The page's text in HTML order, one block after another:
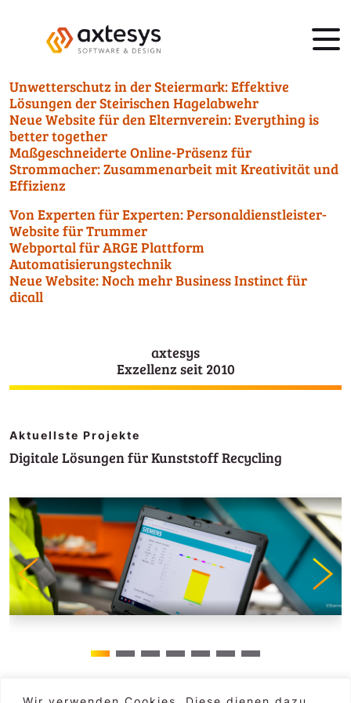
Unwetterschutz in der Steiermark: Effektive
Lösungen der Steirischen Hagelabwehr
Neue Website für den Elternverein: Everything is
better together
Maßgeschneiderte Online-Präsenz für
Strommacher: Zusammenarbeit mit Kreativität und
Effizienz
Von Experten für Experten: Personaldienstleister-
Website für Trummer
Webportal für ARGE Plattform
Automatisierungstechnik
Neue Website: Noch mehr Business Instinct für
dicall
axtesys
Exzellenz seit 2010
Aktuellste Projekte
Digitale Lösungen für Kunststoff Recycling